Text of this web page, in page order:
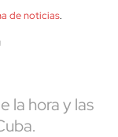
de noticias.
la hora y las